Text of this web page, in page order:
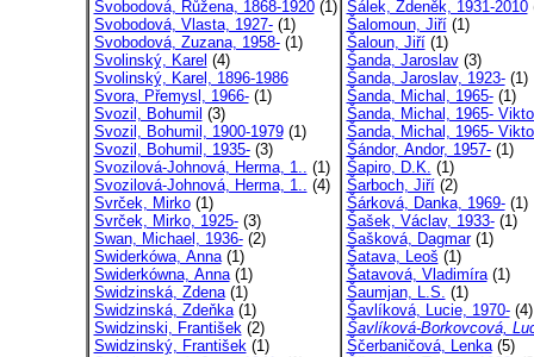
Svobodová, Růžena, 1868-1920(1)
Svobodová, Vlasta, 1927-(1)
Svobodová, Zuzana, 1958-(1)
Svolinský, Karel (4)
Svolinský, Karel, 1896-1986
Svora, Přemysl, 1966-(1)
Svozil, Bohumil (3)
Svozil, Bohumil, 1900-1979(1)
Svozil, Bohumil, 1935-(3)
Svozilová-Johnová, Herma, 1.. (1)
Svozilová-Johnová, Herma, 1.. (4)
Svrček, Mirko(1)
Svrček, Mirko, 1925-(3)
Swan, Michael, 1936-(2)
Swiderkówa, Anna(1)
Swiderkówna, Anna(1)
Swidzinská, Zdena(1)
Swidzinská, Zdeňka(1)
Swidzinski, František(2)
Swidzinský, František(1)
Šálek, Zdeněk, 1931-2010
Šalomoun, Jiří(1)
Šaloun, Jiří(1)
Šanda, Jaroslav(3)
Šanda, Jaroslav, 1923-(1)
Šanda, Michal, 1965-(1)
Šanda, Michal, 1965-
Šanda, Michal, 1965-
Šándor, Andor, 1957-(1)
Šapiro, D.K. (1)
Šarboch, Jiří(2)
Šárková, Danka, 1969-(1)
Šašek, Václav, 1933-(1)
Šašková, Dagmar(1)
Šatava, Leoš (1)
Šatavová, Vladimíra(1)
Šaumjan, L.S. (1)
Šavlíková, Lucie, 1970-(4)
Šavlíková-Borkovcová,
Ščerbaničová, Lenka(5)